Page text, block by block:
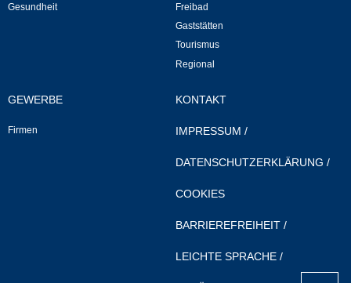
Bürgerservice
Gemeinderat
Gesundheit
Freibad
Gaststätten
Tourismus
Regional
GEWERBE
Firmen
KONTAKT
IMPRESSUM /
DATENSCHUTZERKLÄRUNG /
COOKIES
BARRIEREFREIHEIT /
LEICHTE SPRACHE /